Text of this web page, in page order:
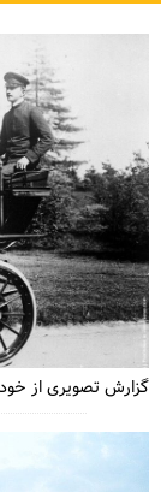
گزارش تصویری از